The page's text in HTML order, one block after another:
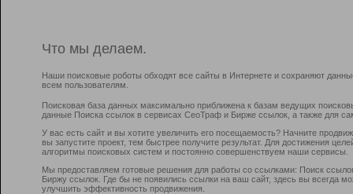
Что мы делаем.
Наши поисковые роботы обходят все сайты в Интернете и сохраняют
всем пользователям.
Поисковая база данных максимально приближена к базам ведущих
данные Поиска ссылок в сервисах СеоТраф и Бирже ссылок, а также для
У вас есть сайт и вы хотите увеличить его посещаемость? Начните
вы запустите проект, тем быстрее получите результат. Для достижения
алгоритмы поисковых систем и постоянно совершенствуем наши сервисы.
Мы предоставляем готовые решения для работы со ссылками: Поиск
Биржу ссылок. Где бы не появились ссылки на ваш сайт, здесь вы всегда
улучшить эффективность продвижения.